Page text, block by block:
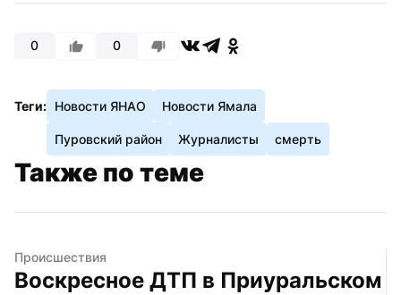
0 0
Теги: Новости ЯНАО Новости Ямала
Пуровский район Журналисты смерть
Также по теме
Происшествия
Воскресное ДТП в Приуральском